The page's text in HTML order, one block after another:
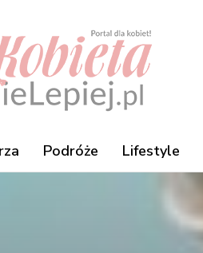
Podróże Lifestyle